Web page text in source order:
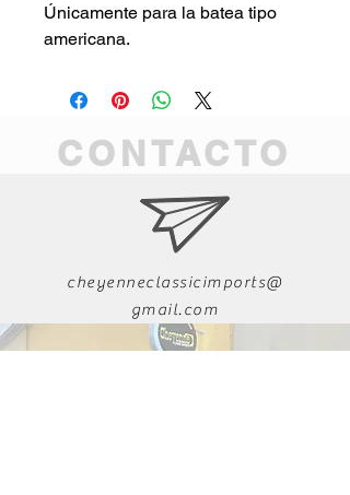
Únicamente para la batea tipo
americana.
CONTACTO
cheyenneclassicimports@
gmail.com